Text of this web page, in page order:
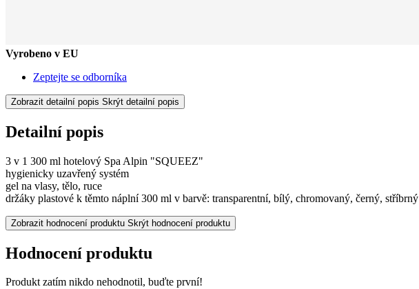
Vyrobeno v EU
Zeptejte se odborníka
Zobrazit detailní popis Skrýt detailní popis
Detailní popis
3 v 1 300 ml hotelový Spa Alpin "SQUEEZ"
hygienicky uzavřený systém
gel na vlasy, tělo, ruce
držáky plastové k těmto náplní 300 ml v barvě: transparentní, bílý, chromovaný, černý, stříbrný
Zobrazit hodnocení produktu Skrýt hodnocení produktu
Hodnocení produktu
Produkt zatím nikdo nehodnotil, buďte první!